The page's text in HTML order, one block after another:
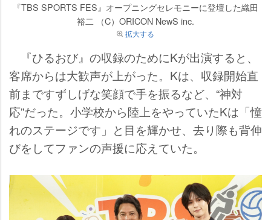
『TBS SPORTS FES』オープニングセレモニーに登壇した織田
裕二 （C）ORICON NewS inc.
拡大する
『ひるおび』の収録のためにKが出演すると、
客席からは大歓声が上がった。Kは、収録開始直
前まですずしげな笑顔で手を振るなど、“神対
応”だった。小学校から陸上をやっていたKは「憧
れのステージです」と目を輝かせ、去り際も背伸
びをしてファンの声援に応えていた。